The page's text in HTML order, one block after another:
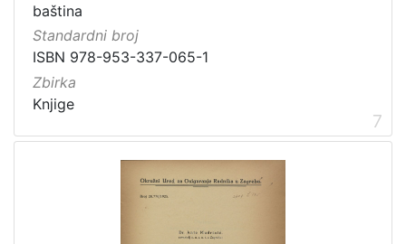
baština
Standardni broj
ISBN 978-953-337-065-1
Zbirka
Knjige
7